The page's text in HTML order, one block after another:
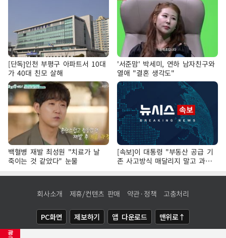
광
[단독]인천 부평구 아파트서 10대
가 40대 친모 살해
'서준맘' 박세미, 연하 남자친구와
열애 "결혼 생각도"
백혈병 재발 최성원 "치료가 날
죽이는 것 같았다" 눈물
[속보]이 대통령 "부동산 공급 기
존 사고방식 매달리지 말고 과감
히 실천"
회사소개 제휴/컨텐츠 판매 약관·정책 고충처리
PC화면 제보하기 앱 다운로드 맨위로↑